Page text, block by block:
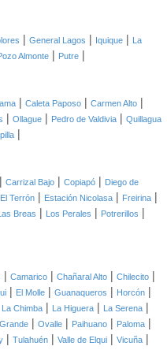
| General Lagos | Iquique |
La
Almonte | Putre |
| Caleta Paposo | Carmen Alto |
| Ollague | Pedro de Valdivia | Quillagua
|
| Carrizal Bajo | Copiapó | Diego de
El Terrón | Estación Nicolasa | Freirina |
Las Breas | Los Perales | Potrerillos |
| Camarico | Chañaral Alto | Chilecito |
| El Molle | Guanaqueros | Horcón |
La Chimba | La Higuera | La Serena |
| Ovalle | Paihuano | Paloma |
| Tulahuén | Valle de Elqui | Vicuña |